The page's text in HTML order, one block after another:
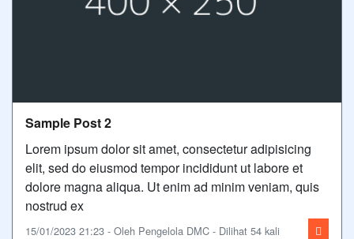
Sample Post 2
Lorem ipsum dolor sit amet, consectetur adipisicing
elit, sed do eiusmod tempor incididunt ut labore et
dolore magna aliqua. Ut enim ad minim veniam, quis
nostrud ex
15/01/2023 21:23 - Oleh Pengelola DMC - Dilihat 54 kali